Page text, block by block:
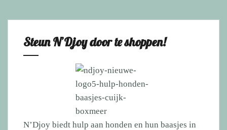
Steun N’Djoy door te shoppen!
N’Djoy biedt hulp aan honden en hun baasjes in